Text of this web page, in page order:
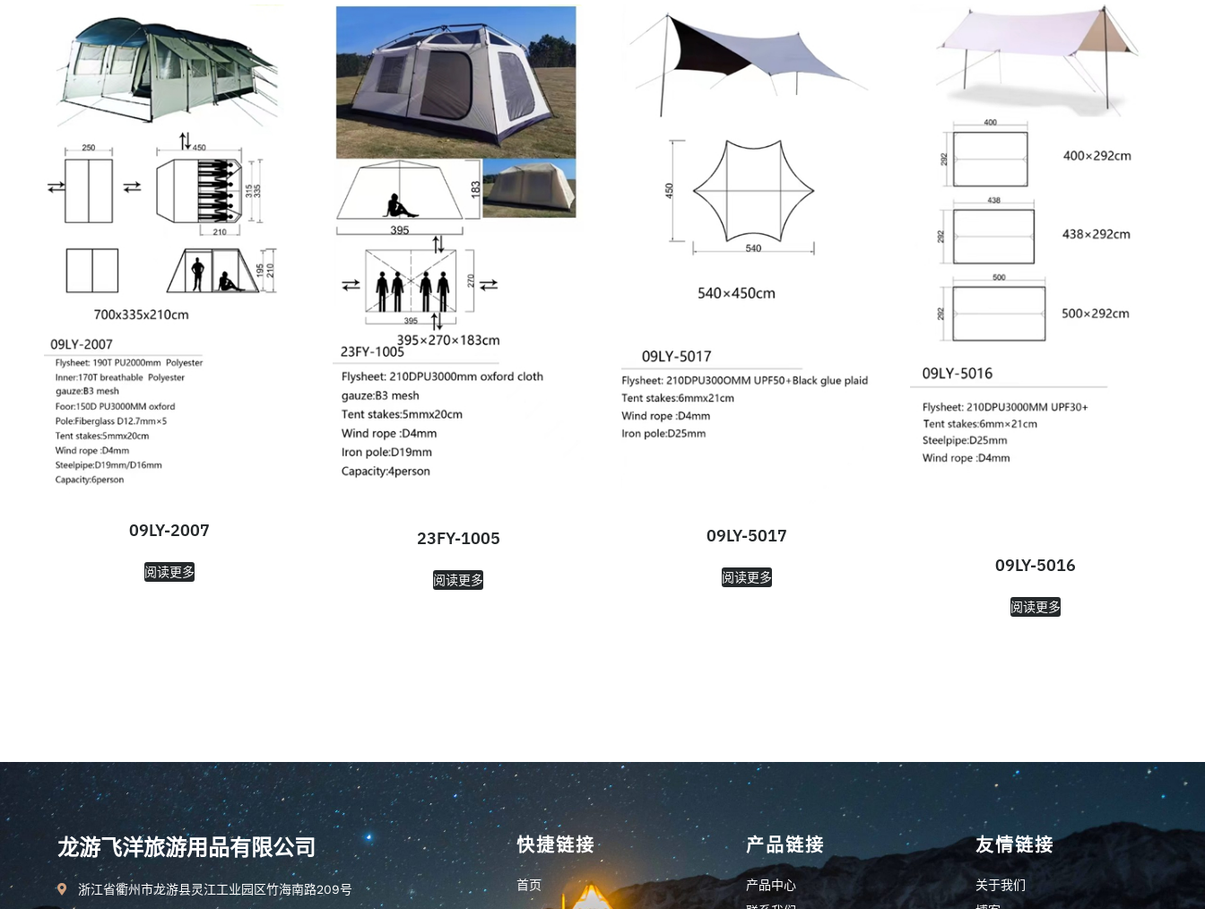
09LY-2007
阅读更多
23FY-1005
阅读更多
09LY-5017
阅读更多
09LY-5016
阅读更多
龙游飞洋旅游用品有限公司
浙江省衢州市龙游县灵江工业园区竹海南路209号
快捷链接
首页
产品链接
产品中心
友情链接
关于我们